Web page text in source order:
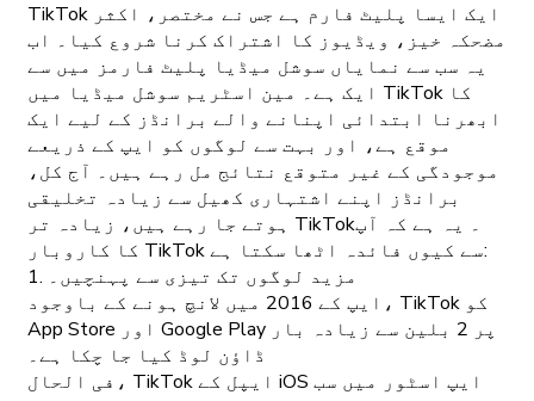
TikTok ایک ایسا پلیٹ فارم ہے جس نے مختصر، اکثر
مضحکہ خیز، ویڈیوز کا اشتراک کرنا شروع کیا۔ اب
یہ سب سے نمایاں سوشل میڈیا پلیٹ فارمز میں سے
ایک ہے۔ مین اسٹریم سوشل میڈیا میں TikTok کا
ابھرنا ابتدائی اپنانے والے برانڈز کے لیے ایک
موقع ہے، اور بہت سے لوگوں کو ایپ کے ذریعے
موجودگی کے غیر متوقع نتائج مل رہے ہیں۔ آج کل،
برانڈز اپنے اشتہاری کھیل سے زیادہ تخلیقی
ہوتے جا رہے ہیں، زیادہ تر TikTok۔ یہ ہے کہ آپ
کا کاروبار TikTok سے کیوں فائدہ اٹھا سکتا ہے:
1. مزید لوگوں تک تیزی سے پہنچیں۔
ایپ کے 2016 میں لانچ ہونے کے باوجود، TikTok کو
App Store اور Google Play پر 2 بلین سے زیادہ بار
ڈاؤن لوڈ کیا جا چکا ہے۔
فی الحال، TikTok ایپل کے iOS ایپ اسٹور میں سب